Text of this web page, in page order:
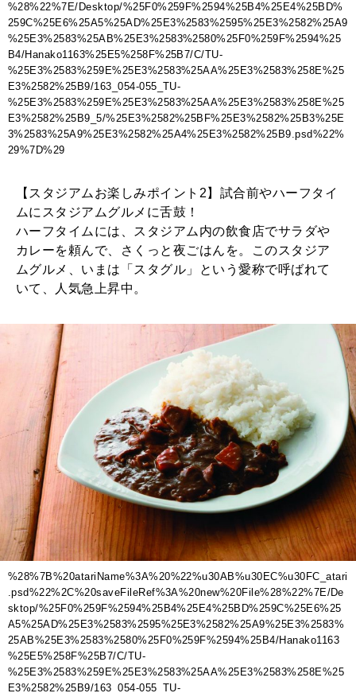
%28%22%7E/Desktop/%25F0%259F%2594%25B4%25E4%25BD%
259C%25E6%25A5%25AD%25E3%2583%2595%25E3%2582%25A9
%25E3%2583%25AB%25E3%2583%2580%25F0%259F%2594%25
B4/Hanako1163%25E5%258F%25B7/C/TU-
%25E3%2583%259E%25E3%2583%25AA%25E3%2583%258E%25
E3%2582%25B9/163_054-055_TU-
%25E3%2583%259E%25E3%2583%25AA%25E3%2583%258E%25
E3%2582%25B9_5/%25E3%2582%25BF%25E3%2582%25B3%25E
3%2583%25A9%25E3%2582%25A4%25E3%2582%25B9.psd%22%
29%7D%29
【スタジアムお楽しみポイント2】試合前やハーフタイ
ムにスタジアムグルメに舌鼓！
ハーフタイムには、スタジアム内の飲食店でサラダや
カレーを頼んで、さくっと夜ごはんを。このスタジア
ムグルメ、いまは「スタグル」という愛称で呼ばれて
いて、人気急上昇中。
%28%7B%20atariName%3A%20%22%u30AB%u30EC%u30FC_atari
.psd%22%2C%20saveFileRef%3A%20new%20File%28%22%7E/De
sktop/%25F0%259F%2594%25B4%25E4%25BD%259C%25E6%25
A5%25AD%25E3%2583%2595%25E3%2582%25A9%25E3%2583%
25AB%25E3%2583%2580%25F0%259F%2594%25B4/Hanako1163
%25E5%258F%25B7/C/TU-
%25E3%2583%259E%25E3%2583%25AA%25E3%2583%258E%25
E3%2582%25B9/163_054-055_TU-